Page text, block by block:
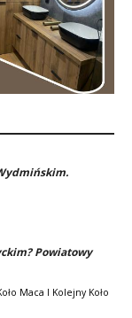
Powiatowy
Maca I Kolejny Koło